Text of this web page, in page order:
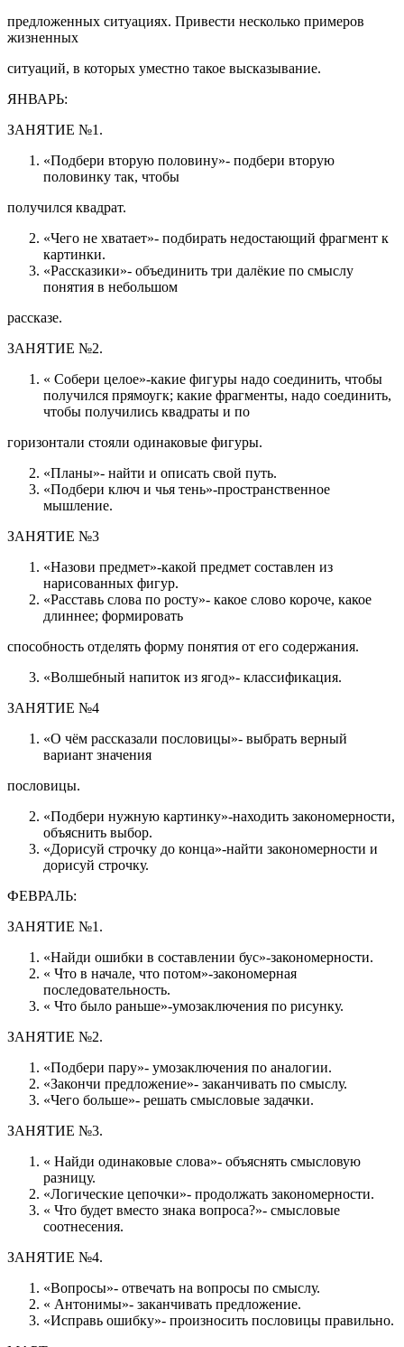
предложенных ситуациях. Привести несколько примеров
жизненных
ситуаций, в которых уместно такое высказывание.
ЯНВАРЬ:
ЗАНЯТИЕ №1.
«Подбери вторую половину»- подбери вторую
половинку так, чтобы
получился квадрат.
«Чего не хватает»- подбирать недостающий фрагмент к
картинки.
«Рассказики»- объединить три далёкие по смыслу
понятия в небольшом
рассказе.
ЗАНЯТИЕ №2.
« Собери целое»-какие фигуры надо соединить, чтобы
получился прямоугк; какие фрагменты, надо соединить,
чтобы получились квадраты и по
горизонтали стояли одинаковые фигуры.
«Планы»- найти и описать свой путь.
«Подбери ключ и чья тень»-пространственное
мышление.
ЗАНЯТИЕ №3
«Назови предмет»-какой предмет составлен из
нарисованных фигур.
«Расставь слова по росту»- какое слово короче, какое
длиннее; формировать
способность отделять форму понятия от его содержания.
«Волшебный напиток из ягод»- классификация.
ЗАНЯТИЕ №4
«О чём рассказали пословицы»- выбрать верный
вариант значения
пословицы.
«Подбери нужную картинку»-находить закономерности,
объяснить выбор.
«Дорисуй строчку до конца»-найти закономерности и
дорисуй строчку.
ФЕВРАЛЬ:
ЗАНЯТИЕ №1.
«Найди ошибки в составлении бус»-закономерности.
« Что в начале, что потом»-закономерная
последовательность.
« Что было раньше»-умозаключения по рисунку.
ЗАНЯТИЕ №2.
«Подбери пару»- умозаключения по аналогии.
«Закончи предложение»- заканчивать по смыслу.
«Чего больше»- решать смысловые задачки.
ЗАНЯТИЕ №3.
« Найди одинаковые слова»- объяснять смысловую
разницу.
«Логические цепочки»- продолжать закономерности.
« Что будет вместо знака вопроса?»- смысловые
соотнесения.
ЗАНЯТИЕ №4.
«Вопросы»- отвечать на вопросы по смыслу.
« Антонимы»- заканчивать предложение.
«Исправь ошибку»- произносить пословицы правильно.